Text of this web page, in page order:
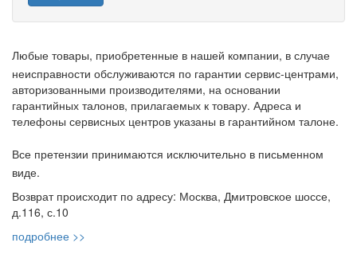
Любые товары, приобретенные в нашей компании, в случае
неисправности обслуживаются по гарантии сервис-центрами,
авторизованными производителями, на основании
гарантийных талонов, прилагаемых к товару. Адреса и
телефоны сервисных центров указаны в гарантийном талоне.
Все претензии принимаются исключительно в письменном
виде.
Возврат происходит по адресу: Москва, Дмитровское шоссе,
д.116, с.10
подробнее >>